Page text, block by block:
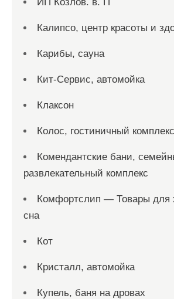
Калипсо, центр красоты и
Карибы, сауна
Кит-Сервис, автомойка
Клаксон
Колос, гостиничный комплекс
Комендантские бани,
развлекательный комплекс
Комфортслип — Товары для
сна
Кот
Кристалл, автомойка
Купель, баня на дровах